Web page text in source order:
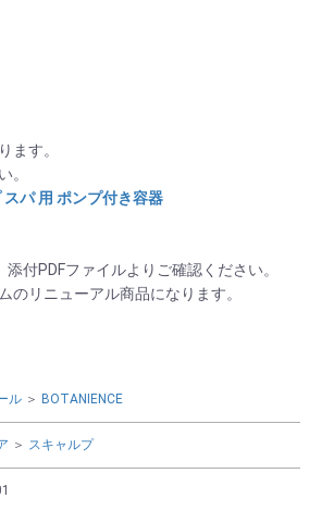
ます。
。
スパ 用 ポンプ付き容器
付PDFファイルよりご確認ください。
のリニューアル商品になります。
ル ＞ BOTANIENCE
＞ スキャルプ